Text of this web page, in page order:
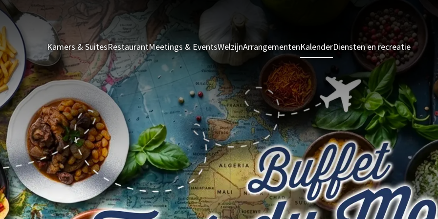
Kamers & SuitesRestaurantMeetings & EventsWelzijnArrangementenKalenderDiensten en recreatie